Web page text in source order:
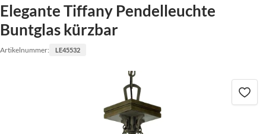
Elegante Tiffany Pendelleuchte
Buntglas kürzbar
Artikelnummer: LE45532